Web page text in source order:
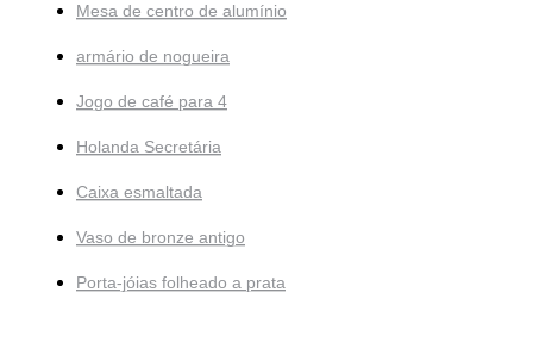
Mesa de centro de alumínio
armário de nogueira
Jogo de café para 4
Holanda Secretária
Caixa esmaltada
Vaso de bronze antigo
Porta-jóias folheado a prata